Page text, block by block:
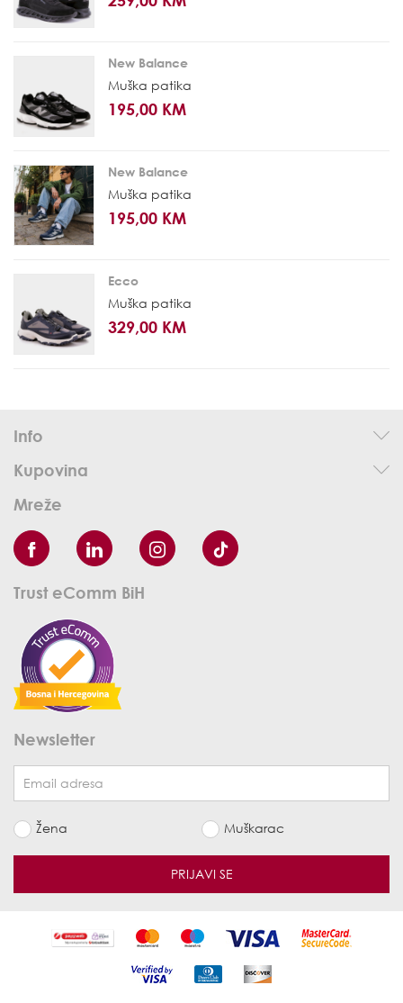
New Balance
Muška patika
195,00 KM
New Balance
Muška patika
195,00 KM
Ecco
Muška patika
329,00 KM
Info
Kupovina
Mreže
Trust eComm BiH
Newsletter
Žena Muškarac
PRIJAVI SE